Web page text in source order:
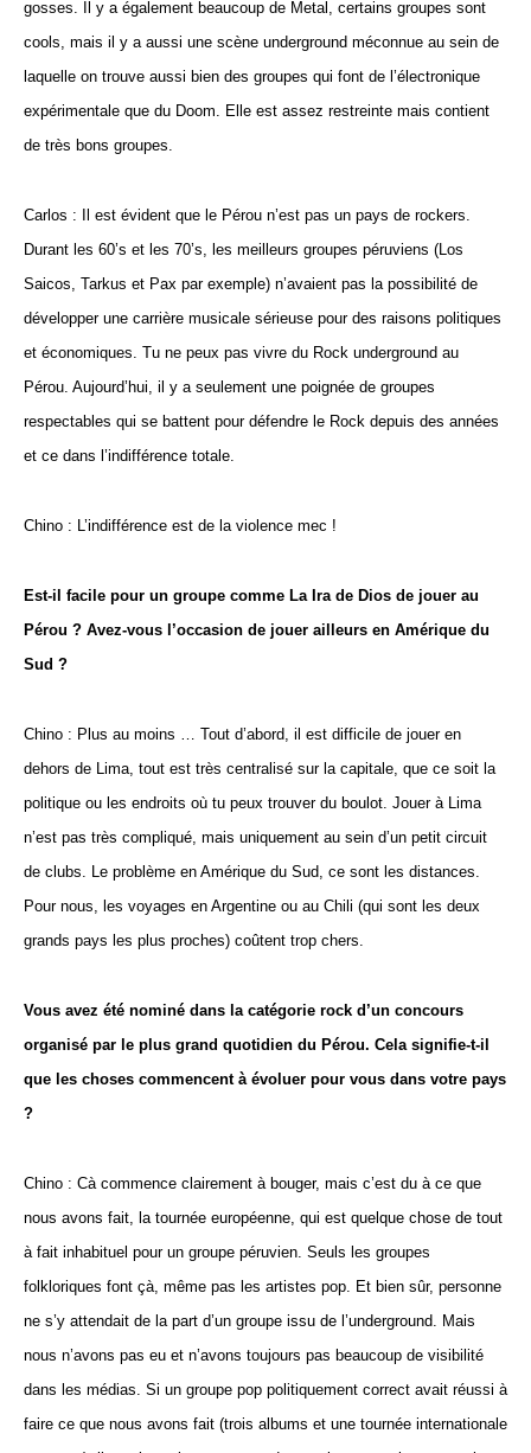
gosses. Il y a également beaucoup de Metal, certains groupes sont
cools, mais il y a aussi une scène underground méconnue au sein de
laquelle on trouve aussi bien des groupes qui font de l’électronique
expérimentale que du Doom. Elle est assez restreinte mais contient
de très bons groupes.
Carlos : Il est évident que le Pérou n’est pas un pays de rockers.
Durant les 60’s et les 70’s, les meilleurs groupes péruviens (Los
Saicos, Tarkus et Pax par exemple) n’avaient pas la possibilité de
développer une carrière musicale sérieuse pour des raisons politiques
et économiques. Tu ne peux pas vivre du Rock underground au
Pérou. Aujourd’hui, il y a seulement une poignée de groupes
respectables qui se battent pour défendre le Rock depuis des années
et ce dans l’indifférence totale.
Chino : L’indifférence est de la violence mec !
Est-il facile pour un groupe comme La Ira de Dios de jouer au
Pérou ? Avez-vous l’occasion de jouer ailleurs en Amérique du
Sud ?
Chino : Plus au moins … Tout d’abord, il est difficile de jouer en
dehors de Lima, tout est très centralisé sur la capitale, que ce soit la
politique ou les endroits où tu peux trouver du boulot. Jouer à Lima
n’est pas très compliqué, mais uniquement au sein d’un petit circuit
de clubs. Le problème en Amérique du Sud, ce sont les distances.
Pour nous, les voyages en Argentine ou au Chili (qui sont les deux
grands pays les plus proches) coûtent trop chers.
Vous avez été nominé dans la catégorie rock d’un concours
organisé par le plus grand quotidien du Pérou. Cela signifie-t-il
que les choses commencent à évoluer pour vous dans votre pays
?
Chino : Cà commence clairement à bouger, mais c’est du à ce que
nous avons fait, la tournée européenne, qui est quelque chose de tout
à fait inhabituel pour un groupe péruvien. Seuls les groupes
folkloriques font çà, même pas les artistes pop. Et bien sûr, personne
ne s’y attendait de la part d’un groupe issu de l’underground. Mais
nous n’avons pas eu et n’avons toujours pas beaucoup de visibilité
dans les médias. Si un groupe pop politiquement correct avait réussi à
faire ce que nous avons fait (trois albums et une tournée internationale